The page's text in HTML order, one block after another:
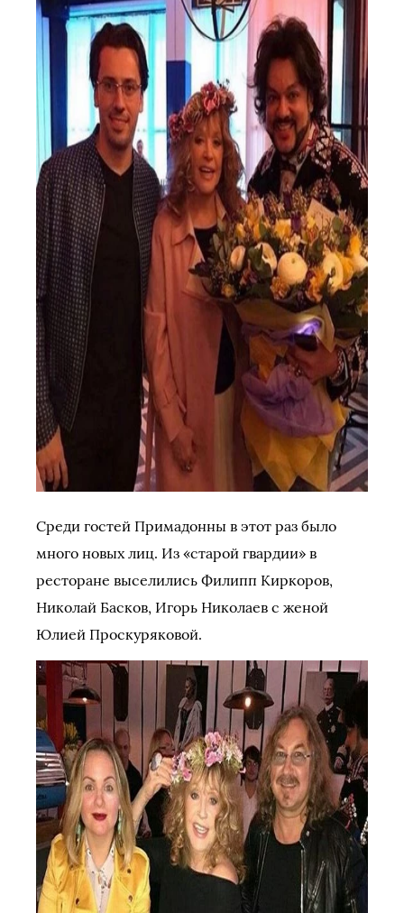
Среди гостей Примадонны в этот раз было
много новых лиц. Из «старой гвардии» в
ресторане выселились Филипп Киркоров,
Николай Басков, Игорь Николаев с женой
Юлией Проскуряковой.